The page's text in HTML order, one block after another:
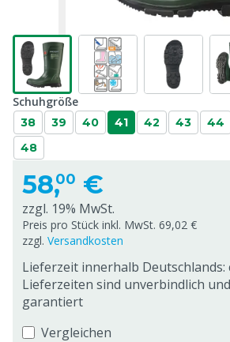
Schuhgröße
38 39 40 41 42 43 44
48
58,00 €
zzgl. 19% MwSt.
Preis pro Stück inkl. MwSt. 69,02 €
zzgl. Versandkosten
Lieferzeit innerhalb Deutschlands:
Lieferzeiten sind unverbindlich
garantiert
Vergleichen